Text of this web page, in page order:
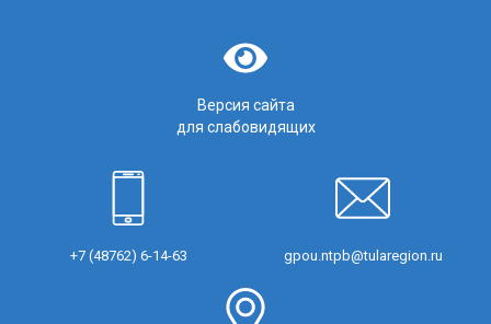
Версия сайта
для слабовидящих
+7 (48762) 6-14-63 gpou.ntpb@tularegion.ru